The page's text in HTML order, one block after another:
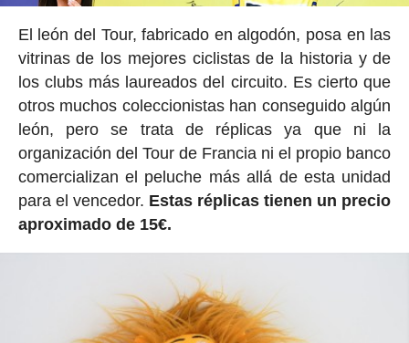
El león del Tour, fabricado en algodón, posa en las
vitrinas de los mejores ciclistas de la historia y de
los clubs más laureados del circuito. Es cierto que
otros muchos coleccionistas han conseguido algún
león, pero se trata de réplicas ya que ni la
organización del Tour de Francia ni el propio banco
comercializan el peluche más allá de esta unidad
para el vencedor. Estas réplicas tienen un precio
aproximado de 15€.